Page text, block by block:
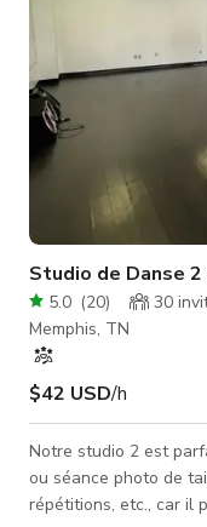
Studio de Danse
5.0 (20) 30
Memphis, TN
$42 USD/h
Notre studio 2 est
ou séance photo de
répétitions, etc., car il